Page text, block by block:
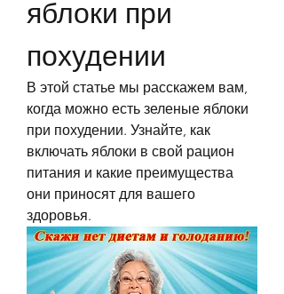
яблоки при
похудении
В этой статье мы расскажем вам,
когда можно есть зеленые яблоки
при похудении. Узнайте, как
включать яблоки в свой рацион
питания и какие преимущества
они приносят для вашего
здоровья.